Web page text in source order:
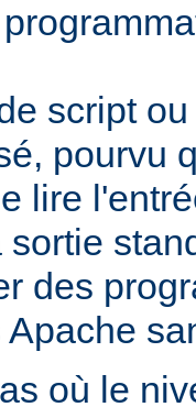
script
pourvu
lire
des
où le